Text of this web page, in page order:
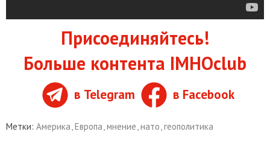
Присоединяйтесь!
Больше контента IMHOclub
в Telegram в Facebook
Метки: Америка Европа мнение нато геополитика